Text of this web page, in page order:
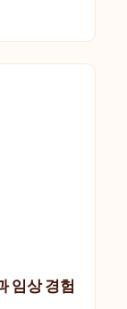
임상 경험